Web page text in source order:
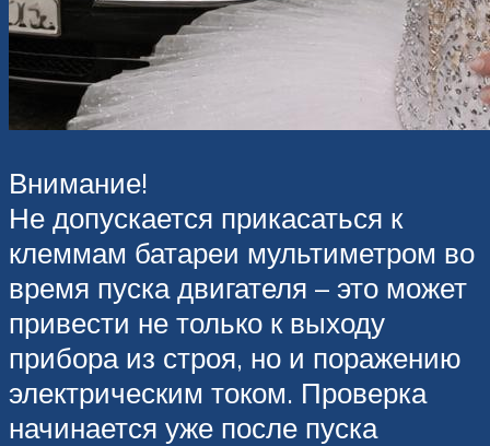
Внимание!
Не допускается прикасаться к
клеммам батареи мультиметром во
время пуска двигателя – это может
привести не только к выходу
прибора из строя, но и поражению
электрическим током. Проверка
начинается уже после пуска